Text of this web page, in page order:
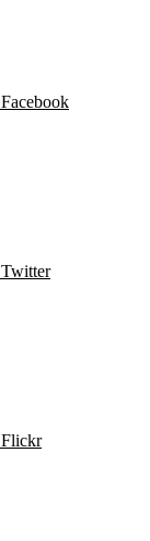
Facebook
Twitter
Flickr